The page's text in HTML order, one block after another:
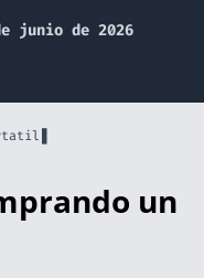
junio de 2026
un